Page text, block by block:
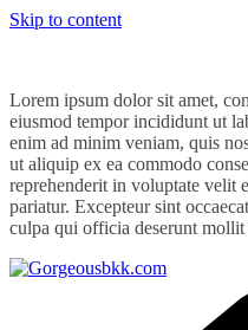
Skip to content
Lorem ipsum dolor sit amet,
eiusmod tempor incididunt ut
enim ad minim veniam, quis
ut aliquip ex ea commodo
reprehenderit in voluptate velit
pariatur. Excepteur sint
culpa qui officia deserunt